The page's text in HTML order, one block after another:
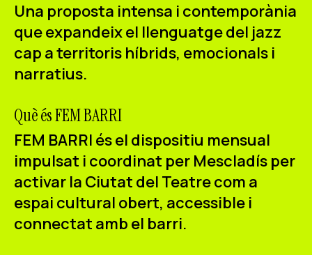
Una proposta intensa i contemporània
que expandeix el llenguatge del jazz
cap a territoris híbrids, emocionals i
narratius.
Què és FEM BARRI
FEM BARRI és el dispositiu mensual
impulsat i coordinat per Mescladís per
activar la Ciutat del Teatre com a
espai cultural obert, accessible i
connectat amb el barri.